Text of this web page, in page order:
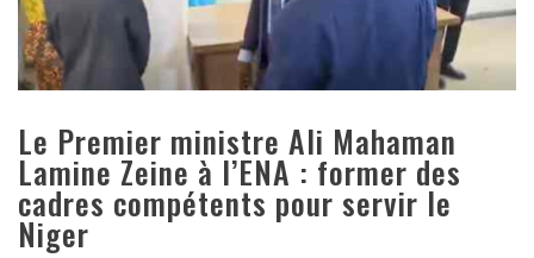
Le Premier ministre Ali Mahaman
Lamine Zeine à l’ENA : former des
cadres compétents pour servir le
Niger